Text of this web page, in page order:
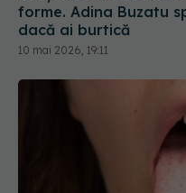
forme. Adina Buzatu
dacă ai burtică
10 mai 2026, 19:11